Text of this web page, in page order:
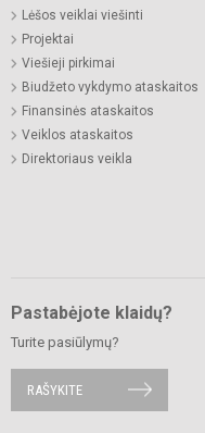
Lėšos veiklai viešinti
Projektai
Viešieji pirkimai
Biudžeto vykdymo ataskaitos
Finansinės ataskaitos
Veiklos ataskaitos
Direktoriaus veikla
Pastabėjote klaidų?
Turite pasiūlymų?
RAŠYKITE